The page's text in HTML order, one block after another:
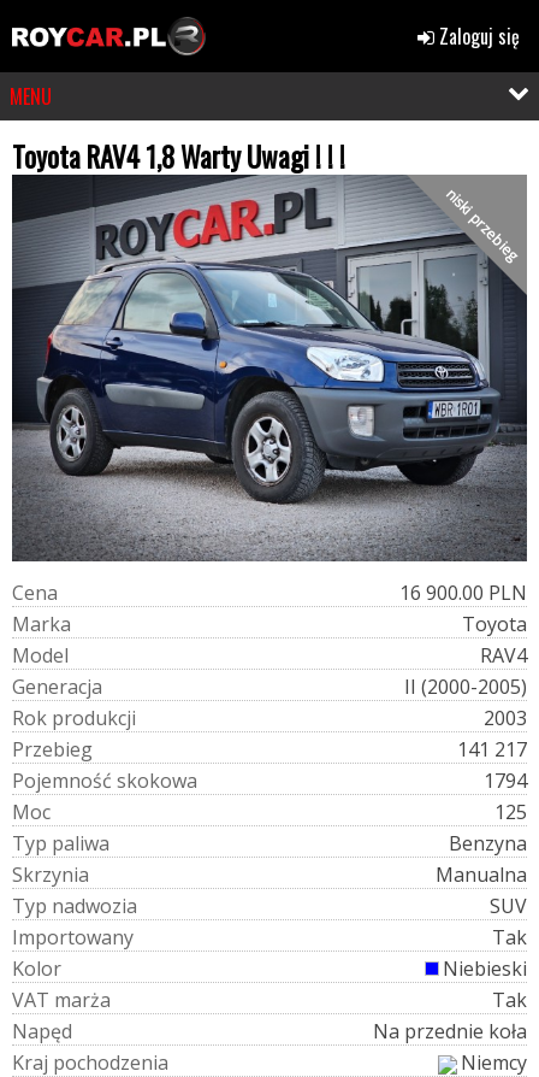
Zaloguj się
MENU
Toyota RAV4 1,8 Warty Uwagi ! ! !
niski przebieg
Cena
16 900.00 PLN
Marka
Toyota
Model
RAV4
Generacja
II (2000-2005)
Rok produkcji
2003
Przebieg
141 217
Pojemność skokowa
1794
Moc
125
Typ paliwa
Benzyna
Skrzynia
Manualna
Typ nadwozia
SUV
Importowany
Tak
Kolor
Niebieski
VAT marża
Tak
Napęd
Na przednie koła
Kraj pochodzenia
Niemcy